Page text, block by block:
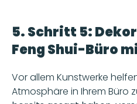
5. Schritt 5:
Feng Shui-Büro
Vor allem Kunstwerke